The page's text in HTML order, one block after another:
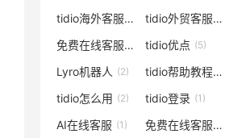
tidio海外客服(17) tidio外贸客服(16)
免费在线客服(10)tidio优点 (5)
Lyro机器人 (2) tidio帮助教程(2)
tidio怎么用 (2) tidio登录 (1)
AI在线客服 (1) 免费在线客服系统